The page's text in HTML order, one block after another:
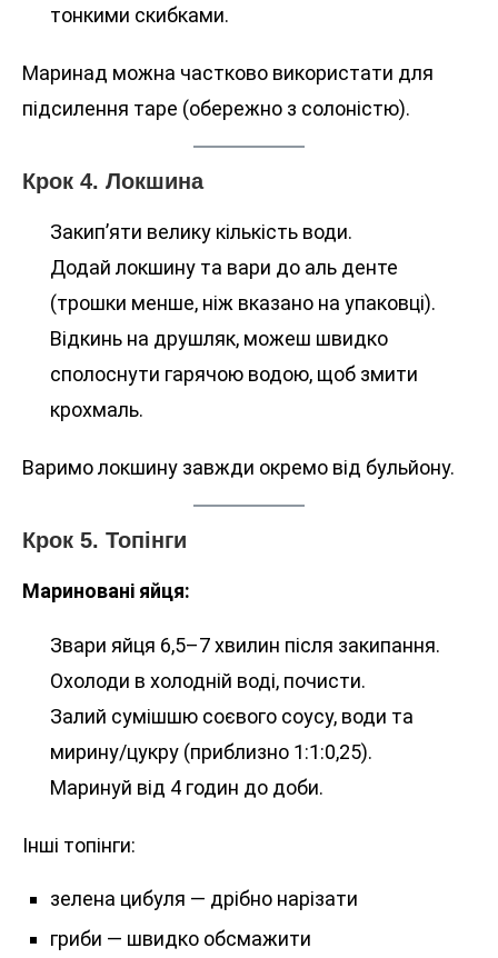
тонкими скибками.
Маринад можна частково використати для
підсилення таре (обережно з солоністю).
Крок 4. Локшина
Закип’яти велику кількість води.
Додай локшину та вари до аль денте
(трошки менше, ніж вказано на упаковці).
Відкинь на друшляк, можеш швидко
сполоснути гарячою водою, щоб змити
крохмаль.
Варимо локшину завжди окремо від бульйону.
Крок 5. Топінги
Мариновані яйця:
Звари яйця 6,5–7 хвилин після закипання.
Охолоди в холодній воді, почисти.
Залий сумішшю соєвого соусу, води та
мирину/цукру (приблизно 1:1:0,25).
Маринуй від 4 годин до доби.
Інші топінги:
зелена цибуля — дрібно нарізати
гриби — швидко обсмажити